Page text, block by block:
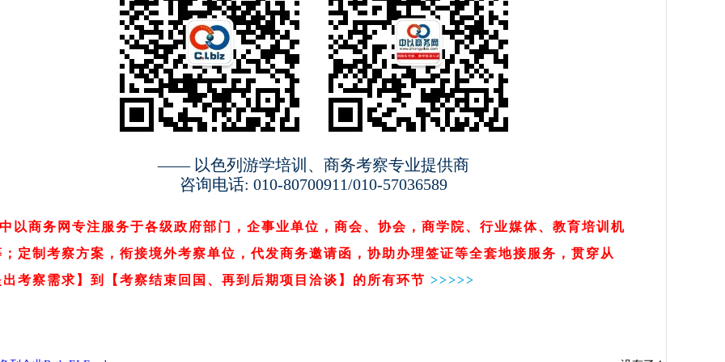
—— 以色列游学培训、商务考察专业提供商
咨询电话: 010-80700911/010-57036589
中以商务网专注服务于各级政府部门，企事业单位，商会、协会，商学院、行业媒体、教育培训机
；定制考察方案，衔接境外考察单位，代发商务邀请函，协助办理签证等全套地接服务，贯穿从
出考察需求】到【考察结束回国、再到后期项目 洽谈 】的所有环节 >>>>>